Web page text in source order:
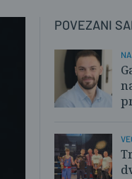
POVEZANI